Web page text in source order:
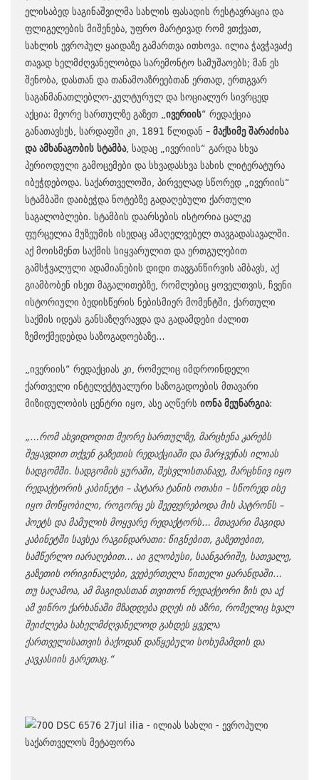
ელისაბედ საგინაშვილმა სახლის ფასადის რესტავრაცია და
ფლიგელების მიშენება, უფრო მარტივად რომ ვთქვათ,
სახლის ევროპულ ყაიდაზე გამართვა ითხოვა. ილია ჭავჭავაძე
თავად ხელმძღვანელობდა სარემონტო სამუშაოებს; მან ეს
შენობა, დასთან და თანამოაზრეებთან ერთად, ერთგვარ
საგანმანათლებლო-კულტურულ და სოციალურ სივრცედ
აქცია: მეორე სართულზე გაზეთ „ივერიის“ რედაქცია
განათავსეს, სარდაფში კი, 1891 წლიდან –მაქსიმე შარაძისა
და ამხანაგობის სტამბა, სადაც „ივერიის“ გარდა სხვა
პერიოდული გამოცემები და სხვადასხვა სახის ლიტერატურა
იბეჭდებოდა. საქართველოში, პირველად სწორედ „ივერიის“
სტამბაში დაიბეჭდა ნოტებზე გადაღებული ქართული
საგალობლები. სტამბის დაარსების ისტორია ცალკე
ფურცელია მუზეუმის ისედაც ამაღელვებელ თავგადასავალში.
აქ მოისმენთ საქმის სიყვარულით და ერთგულებით
გამსჭვალული ადამიანების დიდი თავგანწირვის ამბავს, აქ
გიამბობენ ისეთ მაგალითებზე, რომლებიც ყოველთვის, ჩვენი
ისტორიული ბედისწერის ნებისმიერ მომენტში, ქართული
საქმის იდეას განსაზღვრავდა და გადამდები ძალით
ზემოქმედებდა საზოგადოებაზე…
„ივერიის“ რედაქციას კი, რომელიც იმდროინდელი
ქართველი ინტელექტუალური საზოგადოების მთავარი
მიზიდულობის ცენტრი იყო, ასე აღწერს იონა მეუნარგია:
„…რომ ახვიდოდით მეორე სართულზე, მარცხენა კარებს
შეყავდით თქვენ გაზეთის რედაქციაში და მარჯვენას ილიას
სადგომში. სადგომის ყურაში, შესვლისთანავე, მარცხნივ იყო
რედაქტორის კაბინეტი – პატარა ტანის ოთახი – სწორედ ისე
იყო მოწყობილი, როგორც ეს შეეფერებოდა მის პატრონს –
პოეტს და მამულის მოყვარე რედაქტორს… მთავარი მაგიდა
კაბინეტში სავსეა რაგინდარათი: წიგნებით, გაზეთებით,
სამწერლო იარაღებით… აი გლობუსი, საანგარიშე, სათვალე,
გაზეთის ორიგინალები, ვეებერთელა წითელი ყარანდაში…
თუ საღამოა, ამ მაგიდასთან თვითონ რედაქტორი ზის და აქ
ამ ვიწრო ქარხანაში მზადდება დღეს ის აზრი, რომელიც ხვალ
შეიძლება სახელმძღვანელოდ გახდეს ყველა
ქართველისათვის ბაქოდან დაწყებული სოხუმამდის და
კავკასიის გარეთაც.“